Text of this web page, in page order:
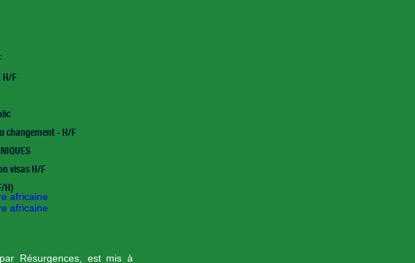
H/F
changement - H/F
visas H/F
H)
Résurgences, est mis à